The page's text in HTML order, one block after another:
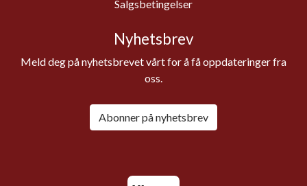
Salgsbetingelser
Nyhetsbrev
Meld deg på nyhetsbrevet vårt for å få oppdateringer fra
oss.
Abonner på nyhetsbrev